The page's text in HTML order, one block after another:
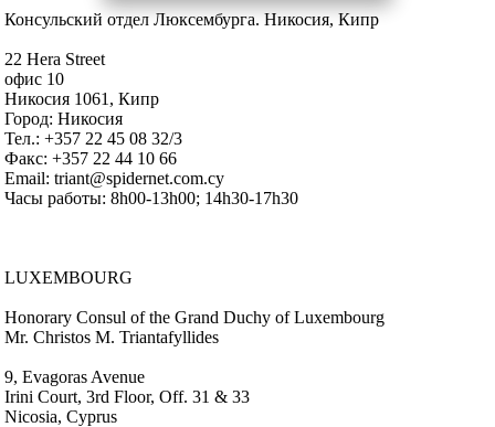
Консульский отдел Люксембурга. Никосия, Кипр
22 Hera Street
офис 10
Никосия 1061, Кипр
Город: Никосия
Тел.: +357 22 45 08 32/3
Факс: +357 22 44 10 66
Email: triant@spidernet.com.cy
Часы работы: 8h00-13h00; 14h30-17h30
LUXEMBOURG
Honorary Consul of the Grand Duchy of Luxembourg
Mr. Christos M. Triantafyllides
9, Evagoras Avenue
Irini Court, 3rd Floor, Off. 31 & 33
Nicosia, Cyprus